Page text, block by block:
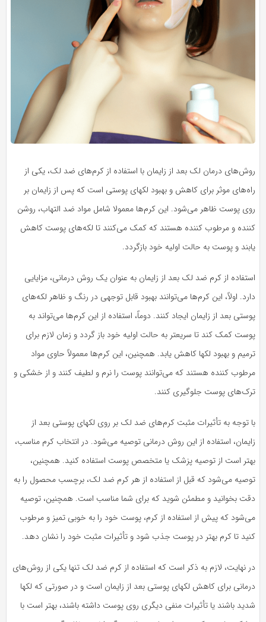
روش‌های درمان لک بعد از زایمان با استفاده از کرم‌های ضد لک، یکی از
راه‌های موثر برای کاهش و بهبود لکهای پوستی است که پس از زایمان بر
روی پوست ظاهر می‌شود. این کرم‌ها معمولا شامل مواد ضد التهاب، روشن
کننده و مرطوب کننده هستند که کمک می‌کنند تا لکه‌های پوست کاهش
یابند و پوست به حالت اولیه خود بازگردد.
استفاده از کرم ضد لک بعد از زایمان به عنوان یک روش درمانی، مزایایی
دارد. اولاً، این کرم‌ها می‌توانند بهبود قابل توجهی در رنگ و ظاهر لکه‌های
پوستی بعد از زایمان ایجاد کنند. دوماً، استفاده از این کرم‌ها می‌تواند به
پوست کمک کند تا سریعتر به حالت اولیه خود باز گردد و زمان لازم برای
ترمیم و بهبود لکها کاهش یابد. همچنین، این کرم‌ها معمولاً حاوی مواد
مرطوب کننده هستند که می‌توانند پوست را نرم و لطیف کنند و از خشکی و
ترک‌های پوست جلوگیری کنند.
با توجه به تأثیرات مثبت کرم‌های ضد لک بر روی لکهای پوستی بعد از
زایمان، استفاده از این روش درمانی توصیه می‌شود. در انتخاب کرم مناسب،
بهتر است از توصیه پزشک یا متخصص پوست استفاده کنید. همچنین،
توصیه می‌شود که قبل از استفاده از هر کرم ضد لک، برچسب محصول را به
دقت بخوانید و مطمئن شوید که برای شما مناسب است. همچنین، توصیه
می‌شود که پیش از استفاده از کرم، پوست خود را به خوبی تمیز و مرطوب
کنید تا کرم بهتر در پوست جذب شود و تأثیرات مثبت خود را نشان دهد.
در نهایت، لازم به ذکر است که استفاده از کرم ضد لک تنها یکی از روش‌های
درمانی برای کاهش لکهای پوستی بعد از زایمان است و در صورتی که لکها
شدید باشند یا تأثیرات منفی دیگری روی پوست داشته باشند، بهتر است با